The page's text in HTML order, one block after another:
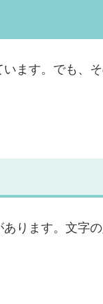
ます。でも、
ります。文字